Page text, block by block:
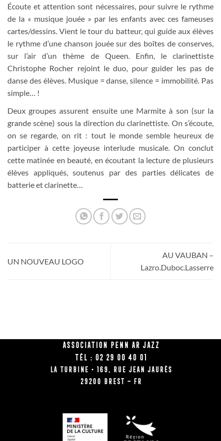
Écoute et attention sont nécessaires, pour suivre le rythme
de la « musique jouée » par les enfants avec ces fameuses
cartes/dessins. Vient le tour du batteur, qui guide aux élèves
le rythme d’une chanson jouée sur des boîtes de conserves,
sur l’air d’un thème de Queen. Enfin, le clarinettiste
Christophe Rocher rejoint le duo, pour guider les pas de
danse des élèves. Musique = danse, silence = immobilité. Pas
simple… !
Deux groupes assurent ensuite une Marmite à son (sur la
grande scène) sous la direction du clarinettiste. On s’écoute,
on se regarde, on rit : tout le monde semble heureux de
participer à cette joyeuse interlude musicale. On conclut
cette matinée en beauté, en écoutant la lecture de plusieurs
élèves appliqués, soutenus par des parties délicates de
batterie et clarinette…
UN NOUVEAU LOGO
AU VAUBAN –
Lazro.Duboc.Lasserre
Association Penn Ar Jazz
Tél : 02 29 00 40 01
La Turbine • 169, rue Jean Jaurès
29200 BREST – FR